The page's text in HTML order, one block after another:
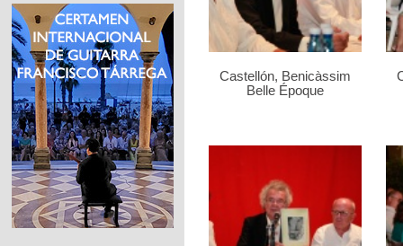
Castellón, Benicàssim
Belle Époque